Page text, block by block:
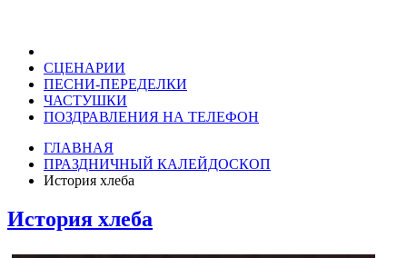
СЦЕНАРИИ
ПЕСНИ-ПЕРЕДЕЛКИ
ЧАСТУШКИ
ПОЗДРАВЛЕНИЯ НА ТЕЛЕФОН
ГЛАВНАЯ
ПРАЗДНИЧНЫЙ КАЛЕЙДОСКОП
История хлеба
История хлеба